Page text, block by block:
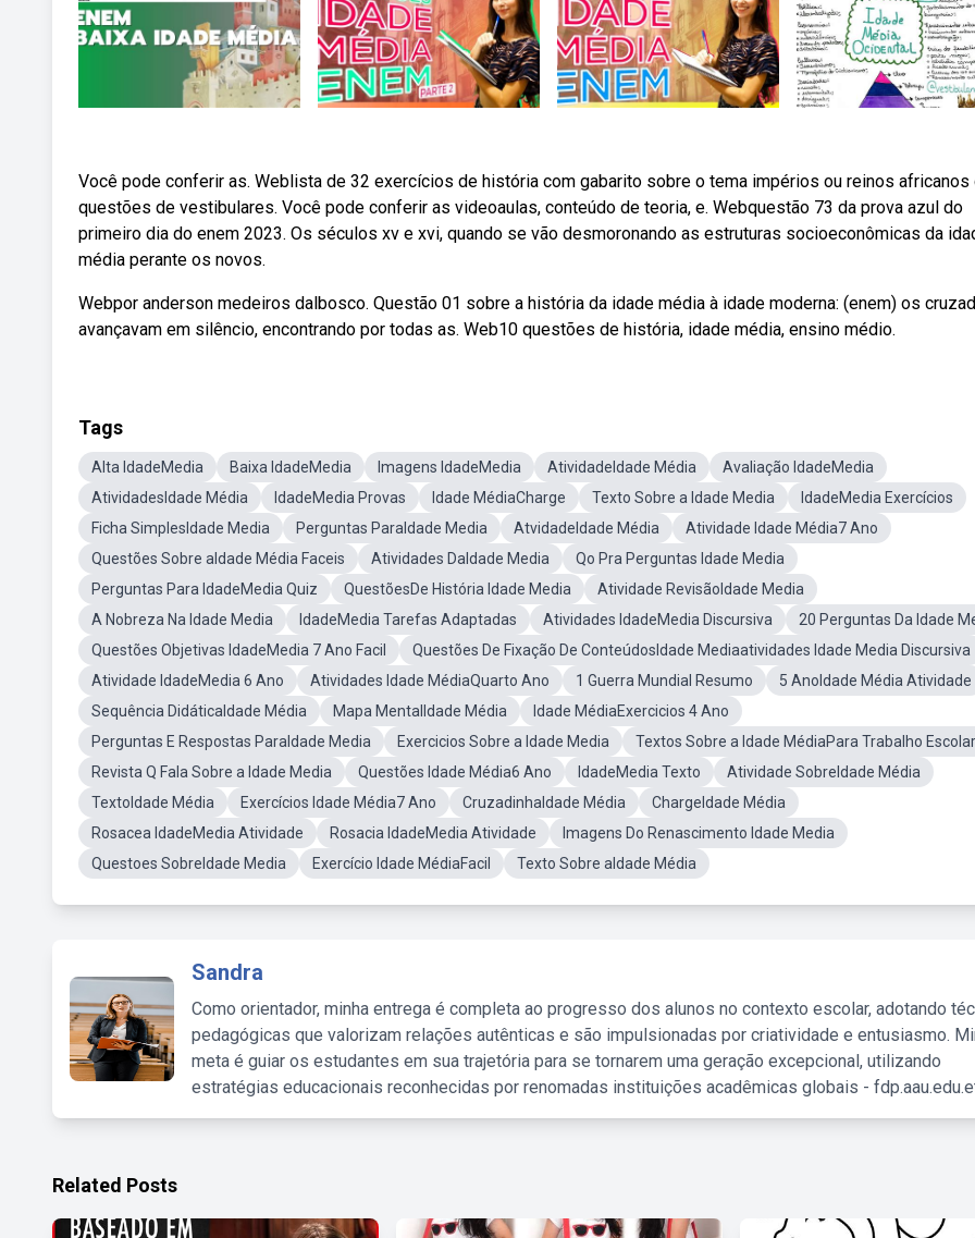
Você pode conferir as. Weblista de 32 exercícios de história com gabarito sobre o tema impérios ou reinos africanos
questões de vestibulares. Você pode conferir as videoaulas, conteúdo de teoria, e. Webquestão 73 da prova azul do
primeiro dia do enem 2023. Os séculos xv e xvi, quando se vão desmoronando as estruturas socioeconômicas da
média perante os novos.
Webpor anderson medeiros dalbosco. Questão 01 sobre a história da idade média à idade moderna: (enem) os
avançavam em silêncio, encontrando por todas as. Web10 questões de história, idade média, ensino médio.
Tags
Alta IdadeMedia Baixa IdadeMedia Imagens IdadeMedia AtividadeIdade Média
Avaliação IdadeMedia
AtividadesIdade Média
IdadeMedia Provas Idade MédiaCharge Texto Sobre a Idade Media
IdadeMedia Exercícios
Ficha SimplesIdade Media
Perguntas ParaIdade Media AtvidadeIdade Média
Atividade Idade Média7 Ano
Questões Sobre aIdade Média Faceis
Atividades DaIdade Media
Qo Pra Perguntas Idade Media
Perguntas Para IdadeMedia Quiz
QuestõesDe História Idade Media
Atividade RevisãoIdade Media
A Nobreza Na Idade Media
IdadeMedia Tarefas Adaptadas Atividades IdadeMedia Discursiva
20 Perguntas Da Idade
Questões Objetivas IdadeMedia 7 Ano Facil
Questões De Fixação De ConteúdosIdade Mediaatividades Idade Media Discursiva
Atividade IdadeMedia 6 Ano
Atividades Idade MédiaQuarto Ano 1 Guerra Mundial Resumo
5 AnoIdade Média Atividade
Sequência DidáticaIdade Média
Mapa MentalIdade Média
Idade MédiaExercicios 4 Ano
Perguntas E Respostas ParaIdade Media
Exercicios Sobre a Idade Media
Textos Sobre a Idade MédiaPara Trabalho Escolar
Revista Q Fala Sobre a Idade Media
Questões Idade Média6 Ano IdadeMedia Texto
Atividade SobreIdade Média
TextoIdade Média
Exercícios Idade Média7 Ano CruzadinhaIdade Média
ChargeIdade Média
Rosacea IdadeMedia Atividade
Rosacia IdadeMedia Atividade
Imagens Do Renascimento Idade Media
Questoes SobreIdade Media
Exercício Idade MédiaFacil Texto Sobre aIdade Média
Sandra
Como orientador, minha entrega é completa ao progresso dos alunos no contexto escolar, adotando
pedagógicas que valorizam relações autênticas e são impulsionadas por criatividade e entusiasmo.
meta é guiar os estudantes em sua trajetória para se tornarem uma geração excepcional, utilizando
estratégias educacionais reconhecidas por renomadas instituições acadêmicas globais -
Related Posts